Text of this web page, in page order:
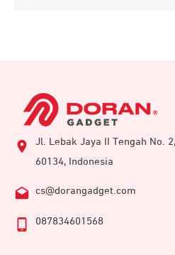
Jl. Lebak Jaya II Tengah No.
60134, Indonesia
cs@dorangadget.com
087834601568